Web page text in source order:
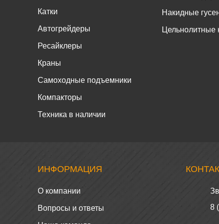
Катки
Автогрейдеры
Ресайклеры
Краны
Самоходные подъемники
Компакторы
Техника в наличии
Накидные
Цельнолитные
ИНФОРМАЦИЯ
О компании
Вопросы и ответы
8